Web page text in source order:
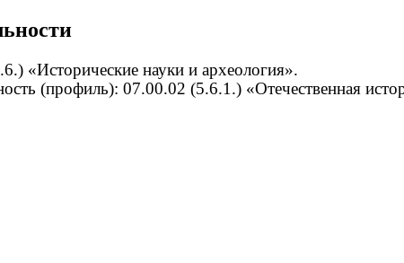
«Исторические науки и археология».
(профиль): 07.00.02 (5.6.1.) «Отечественная